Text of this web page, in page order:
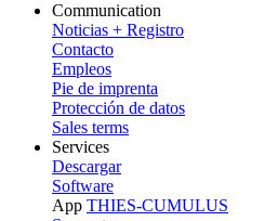
Communication
Noticias + Registro
Contacto
Empleos
Pie de imprenta
Protección de datos
Sales terms
Services
Descargar
Software
App THIES-CUMULUS